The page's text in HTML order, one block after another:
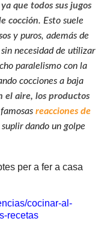
ya que todos sus jugos
cocción. Esto suele
y puros, además de
necesidad de utilizar
paralelismo con la
cocciones a baja
el aire, los productos
reacciones de
dando un golpe
per a fer a casa
cocinar-al-
recetas